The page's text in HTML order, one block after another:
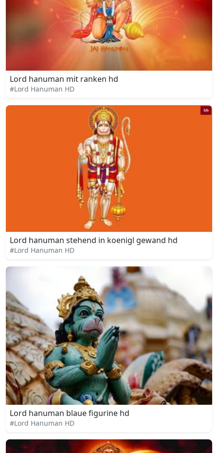
Lord hanuman mit ranken hd
#Lord Hanuman HD
Lord hanuman stehend in koenigl gewand hd
#Lord Hanuman HD
Lord hanuman blaue figurine hd
#Lord Hanuman HD